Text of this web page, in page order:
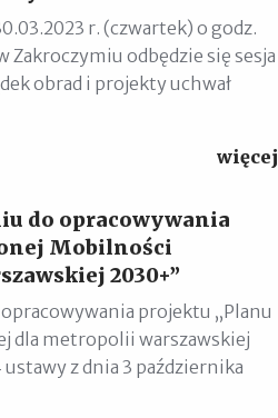
r. (czwartek) o godz.
odbędzie się sesja
obrad i projekty uchwał
więcej
do opracowywania
Mobilności
2030+”
projektu „Planu
dla metropolii warszawskiej
z dnia 3 października